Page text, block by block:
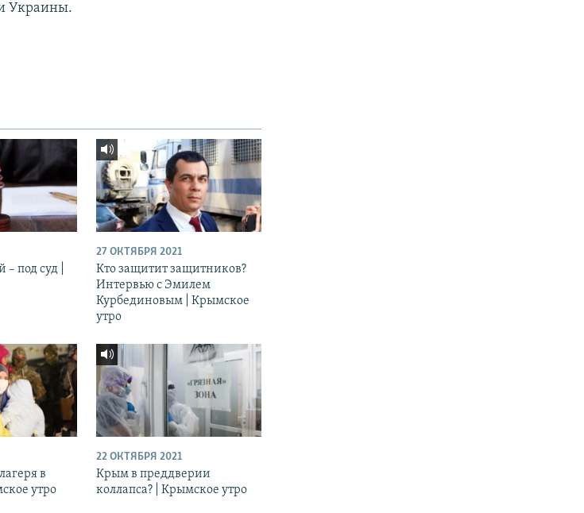
Украины.
под суд |
27 ОКТЯБРЯ 2021
Кто защитит защитников?
Интервью с Эмилем
Курбединовым | Крымское
утро
в
утро
22 ОКТЯБРЯ 2021
Крым в преддверии
коллапса? | Крымское утро